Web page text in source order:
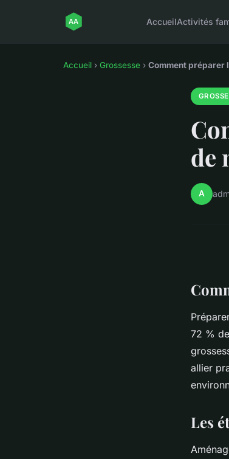
AccueilActivités
Accueil › Grossesse › Comment préparer
de
A
72 %
allier
Les